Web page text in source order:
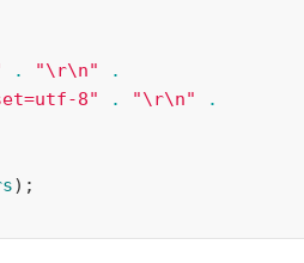
. "\r\n"
.
8"
. "\r\n"
.
);